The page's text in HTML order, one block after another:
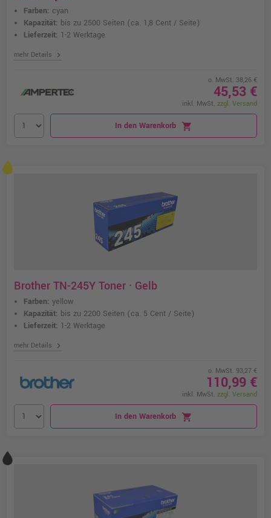
Farben: cyan
Kapazität: bis zu 2500 Seiten (ca. 1,8 Cent / Seite)
Lieferzeit: 1-2 Werktage
mehr Details chevron_right
o. MwSt. 38,26 €
45,53 €
inkl. MwSt. zzgl. Versand
In den Warenkorb shopping_cart
Brother TN-245Y Toner · Gelb
Farben: yellow
Kapazität: bis zu 2200 Seiten (ca. 5 Cent / Seite)
Lieferzeit: 1-2 Werktage
mehr Details chevron_right
o. MwSt. 93,27 €
110,99 €
inkl. MwSt. zzgl. Versand
In den Warenkorb shopping_cart